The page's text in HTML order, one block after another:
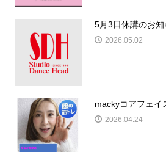
5月3日休講のお知
2026.05.02
mackyコアフェイ
2026.04.24